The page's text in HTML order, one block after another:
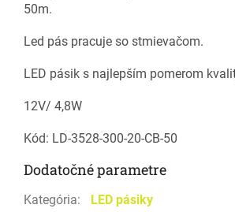
50m.
Led pás pracuje so stmievačom.
LED pásik s najlepším pomerom
12V/ 4,8W
Kód: LD-3528-300-20-CB-50
Dodatočné parametre
Kategória:
LED pásiky